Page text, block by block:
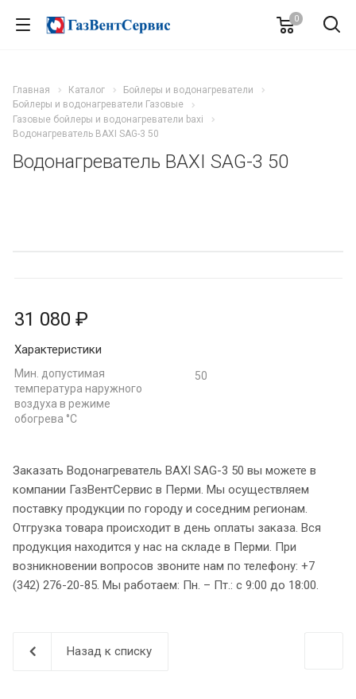
0
Главная Каталог
Бойлеры и водонагреватели
Бойлеры и водонагреватели Газовые
Газовые бойлеры и водонагреватели baxi
Водонагреватель BAXI SAG-3 50
Водонагреватель BAXI SAG-3 50
31 080 ₽
Характеристики
Мин. допустимая
температура наружного
воздуха в режиме
обогрева °С
50
Заказать Водонагреватель BAXI SAG-3 50 вы можете в
компании ГазВентСервис в Перми. Мы осуществляем
поставку продукции по городу и соседним регионам.
Отгрузка товара происходит в день оплаты заказа. Вся
продукция находится у нас на складе в Перми. При
возникновении вопросов звоните нам по телефону: +7
(342) 276-20-85. Мы работаем: Пн. – Пт.: с 9:00 до 18:00.
Назад к списку